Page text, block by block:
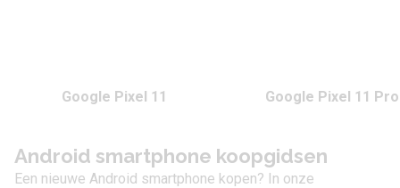
Google Pixel 11 Google Pixel 11 Pro
Android smartphone koopgidsen
Een nieuwe Android smartphone kopen? In onze